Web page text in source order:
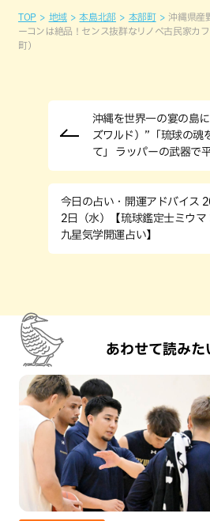
TOP 地域 本島北部 本部町
沖縄県産
ーコンは絶品！センス抜群なリノベ古民家カ
町）
沖縄を世界一の宴の島
ズワルド）”「琉球の魂
て」 ラッパーの武器で
今日の占い・開運アドバイス
2日（水）【琉球鑑定士ミウマ
九星気学開運占い】
あわせて読みた